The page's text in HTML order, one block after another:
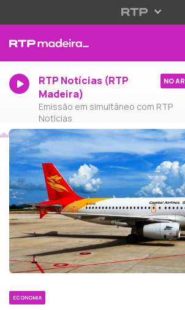
RTP Notícias (RTP
Madeira)
Emissão em simultâneo com RTP
Notícias
NO AR
ECONOMIA